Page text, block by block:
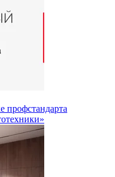
профстандарта